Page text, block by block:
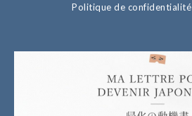
Politique de confidentialité